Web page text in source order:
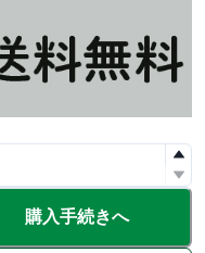
購入手続きへ